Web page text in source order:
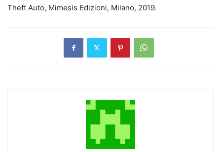
Theft Auto, Mimesis Edizioni, Milano, 2019.